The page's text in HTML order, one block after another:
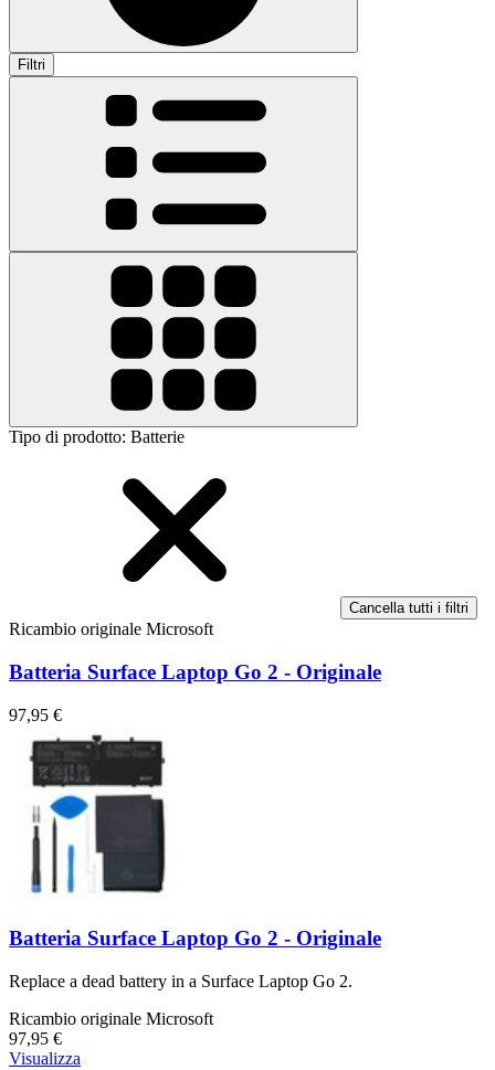
Filtri
Tipo di prodotto: Batterie
Cancella tutti i filtri
Ricambio originale Microsoft
Batteria Surface Laptop Go 2 - Originale
97,95 €
Batteria Surface Laptop Go 2 - Originale
Replace a dead battery in a Surface Laptop Go 2.
Ricambio originale Microsoft
97,95 €
Visualizza